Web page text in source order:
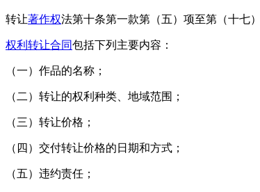
转让著作权法第十条第一款第（五）项至第（十七
权利转让合同包括下列主要内容：
（一）作品的名称；
（二）转让的权利种类、地域范围；
（三）转让价格；
（四）交付转让价格的日期和方式；
（五）违约责任；